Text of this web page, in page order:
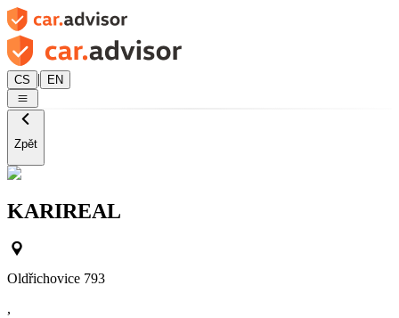
CS | EN
Zpět
KARIREAL
Oldřichovice 793
,